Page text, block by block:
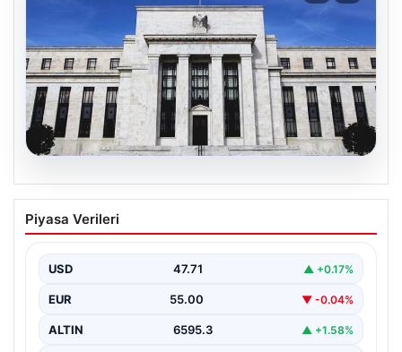
06.08.2026
Fed faizi sabit tuttu
Piyasa Verileri
USD 47.71 ▲ +0.17%
EUR 55.00 ▼ -0.04%
ALTIN 6595.3 ▲ +1.58%